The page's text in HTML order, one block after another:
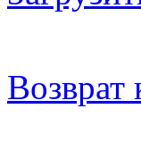
Возврат